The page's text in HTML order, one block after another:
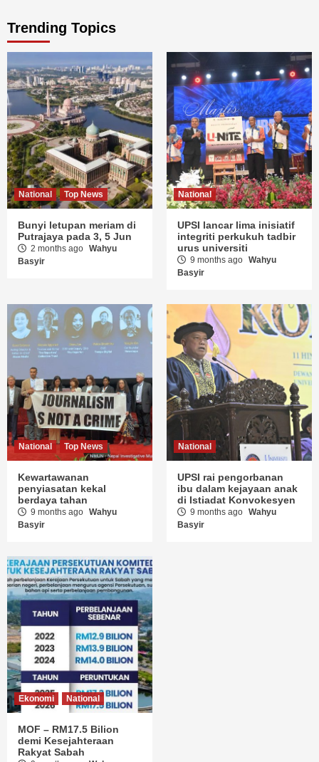
Trending Topics
National Top News
Bunyi letupan meriam di
Putrajaya pada 3, 5 Jun
2 months ago Wahyu
Basyir
National
UPSI lancar lima inisiatif
integriti perkukuh tadbir
urus universiti
9 months ago Wahyu
Basyir
National Top News
Kewartawanan
penyiasatan kekal
berdaya tahan
9 months ago Wahyu
Basyir
National
UPSI rai pengorbanan
ibu dalam kejayaan anak
di Istiadat Konvokesyen
9 months ago Wahyu
Basyir
Ekonomi National
MOF – RM17.5 Bilion
demi Kesejahteraan
Rakyat Sabah